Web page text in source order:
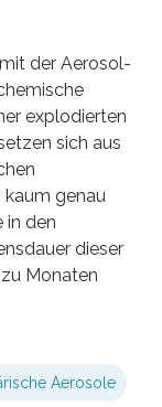
der Aerosol-
explodierten
sich aus
genau
in den
dieser
Monaten
Aerosole